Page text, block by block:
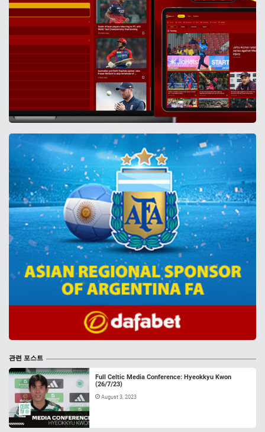
관련 포스트
Full Celtic Media Conference: Hyeokkyu Kwon
(26/7/23)
August 3, 2023